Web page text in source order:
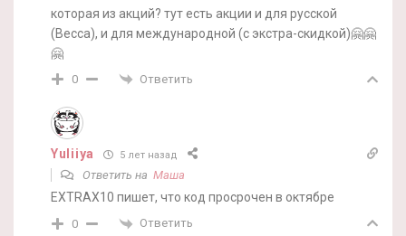
которая из акций? тут есть акции и для русской
(Becca), и для международной (с экстра-скидкой)🤗🤗
🤗
0 Ответить
Yuliiya 5 лет назад
Ответить на Маша
EXTRAX10 пишет, что код просрочен в октябре
0 Ответить